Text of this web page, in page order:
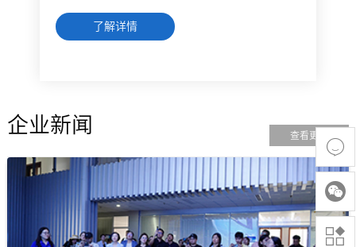
了解详情
查看更多
企业新闻


